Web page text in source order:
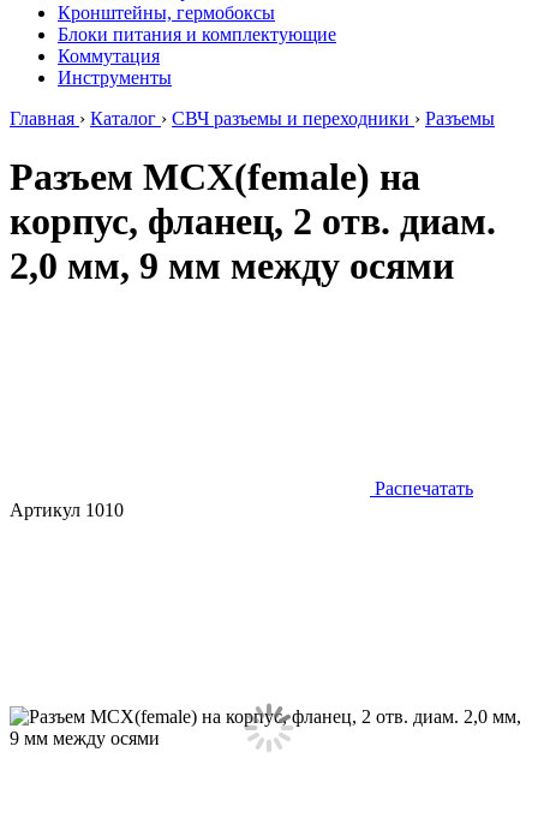
Кронштейны, гермобоксы
Блоки питания и комплектующие
Коммутация
Инструменты
Главная › Каталог › СВЧ разъемы и переходники › Разъемы
Разъем MCX(female) на
корпус, фланец, 2 отв. диам.
2,0 мм, 9 мм между осями
Распечатать
Артикул 1010